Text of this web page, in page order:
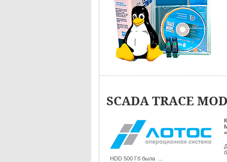
SCADA TRACE
HDD 500 Гб была ...